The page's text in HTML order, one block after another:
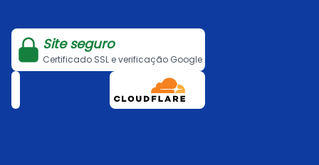
Site seguro
Certificado SSL e verificação Google